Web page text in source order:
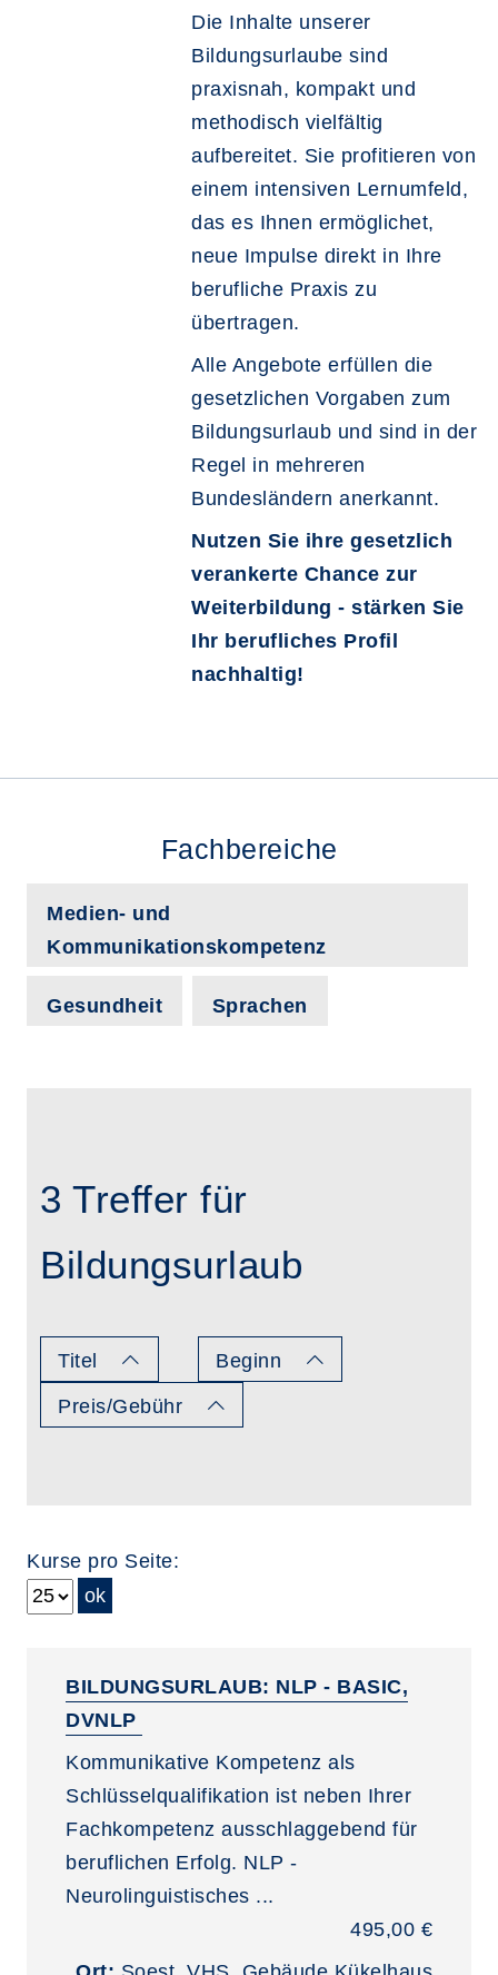
Die Inhalte unserer
Bildungsurlaube sind
praxisnah, kompakt und
methodisch vielfältig
aufbereitet. Sie profitieren von
einem intensiven Lernumfeld,
das es Ihnen ermöglichet,
neue Impulse direkt in Ihre
berufliche Praxis zu
übertragen.
Alle Angebote erfüllen die
gesetzlichen Vorgaben zum
Bildungsurlaub und sind in der
Regel in mehreren
Bundesländern anerkannt.
Nutzen Sie ihre gesetzlich
verankerte Chance zur
Weiterbildung - stärken Sie
Ihr berufliches Profil
nachhaltig!
Fachbereiche
Medien- und
Kommunikationskompetenz
Gesundheit Sprachen
3 Treffer für
Bildungsurlaub
Titel Beginn
Preis/Gebühr
Kurse pro Seite:
BILDUNGSURLAUB: NLP - BASIC,
DVNLP
Kommunikative Kompetenz als
Schlüsselqualifikation ist neben Ihrer
Fachkompetenz ausschlaggebend für
beruflichen Erfolg. NLP -
Neurolinguistisches ...
495,00 €